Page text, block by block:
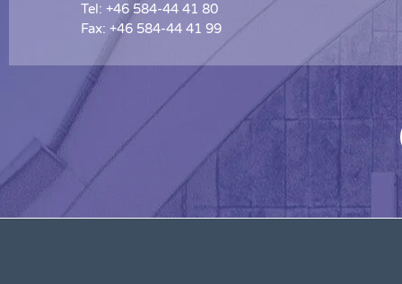
Tel: +46 584-44 41 80
Fax: +46 584-44 41 99